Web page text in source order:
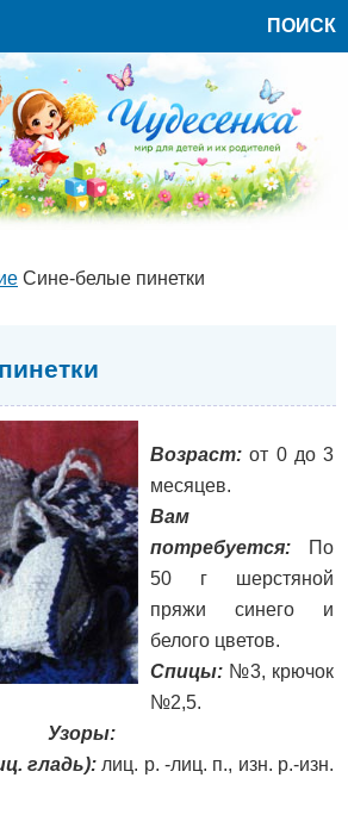
ПОИСК
Сине-белые пинетки
Возраст: от 0 до 3
месяцев.
Вам
потребуется: По
50 г шерстяной
пряжи синего и
белого цветов.
Спицы: №3, крючок
№2,5.
Узоры:
гладь): лиц. р. -лиц. п., изн. р.-изн.